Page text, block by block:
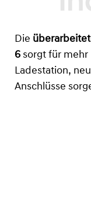
Die
6 sorgt für mehr
Ladestation,
Anschlüsse